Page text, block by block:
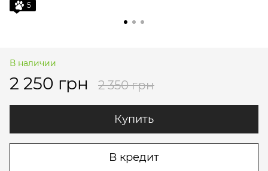
5
В наличии
2 250 грн 2 350 грн
Купить
В кредит